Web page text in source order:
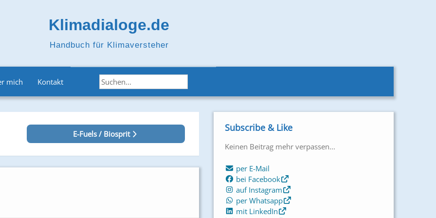
Klimadialoge.de
Handbuch für Klimaversteher
mich Kontakt
E-Fuels / Biosprit
Subscribe & Like
Keinen Beitrag mehr verpassen...
per E-Mail
bei Facebook
auf Instagram
per Whatsapp
mit LinkedIn